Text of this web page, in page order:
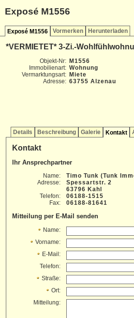
Exposé M1556
Exposé M1556 Vormerken Herunterladen
*VERMIETET* 3-Zi.-
Objekt-Nr: M1556
Immobilienart: Wohnung
Vermarktungsart: Miete
Adresse: 63755 Alzenau
Details Beschreibung Galerie Kontakt
Kontakt
Ihr Ansprechpartner
Name:
Timo Tunk (Tunk
Adresse:
Spessartstr. 2
63796 Kahl
Telefon:
06188-1515
Fax:
06188-81641
Mitteilung per E-Mail senden
Name:
Vorname:
E-Mail:
Telefon:
Straße:
Ort:
Mitteilung: